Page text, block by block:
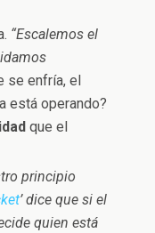
“Escalemos el
se enfría, el
está operando?
que el
principio
’ dice que si el
quien está